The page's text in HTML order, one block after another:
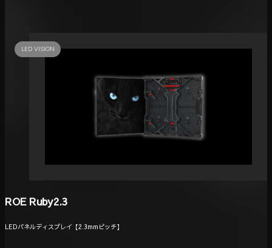
LED VISION
ROE Ruby2.3
LEDパネルディスプレイ【2.3mmピッチ】